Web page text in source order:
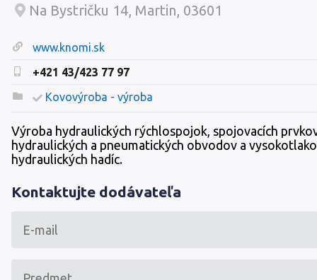
Na Bystričku 14, Martin, 03601
www.knomi.sk
+421 43/423 77 97
Kovovýroba - výroba
Výroba hydraulických rýchlospojok, spojovacích
hydraulických a pneumatických obvodov a
hydraulických hadíc.
Kontaktujte dodávateľa